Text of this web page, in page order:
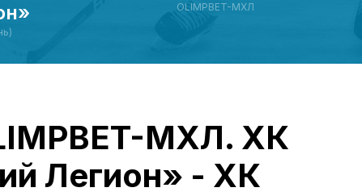
OLIMPBET-МХЛ
МХЛ. ХК
Легион» - ХК